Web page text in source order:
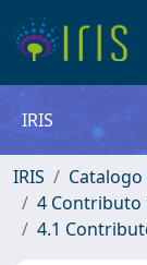
IRIS
IRIS
Catalogo
4 Contributo
4.1